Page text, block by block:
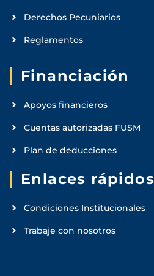
Derechos Pecuniarios
Reglamentos
Financiación
Apoyos financieros
Cuentas autorizadas FUSM
Plan de deducciones
Enlaces rápidos
Condiciones Institucionales
Trabaje con nosotros